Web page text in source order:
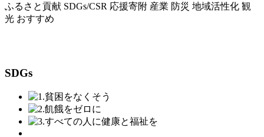
ふるさと貢献 SDGs/CSR 応援寄附 産業 防災 地域活性化 観
光 おすすめ
SDGs